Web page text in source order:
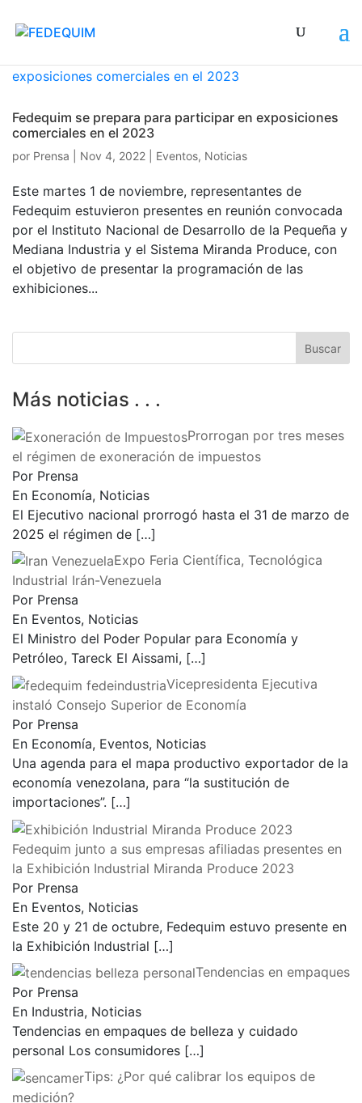
Fedequim se prepara para participar en exposiciones
comerciales en el 2023
por Prensa Nov 4, 2022 Eventos, Noticias
Este martes 1 de noviembre, representantes de
Fedequim estuvieron presentes en reunión convocada
por el Instituto Nacional de Desarrollo de la Pequeña y
Mediana Industria y el Sistema Miranda Produce, con
el objetivo de presentar la programación de las
exhibiciones...
Más noticias . . .
Prorrogan por tres meses
el régimen de exoneración de impuestos
Por Prensa
En Economía, Noticias
El Ejecutivo nacional prorrogó hasta el 31 de marzo de
2025 el régimen de […]
Expo Feria Científica, Tecnológica
Industrial Irán-Venezuela
Por Prensa
En Eventos, Noticias
El Ministro del Poder Popular para Economía y
Petróleo, Tareck El Aissami, […]
Vicepresidenta Ejecutiva
instaló Consejo Superior de Economía
Por Prensa
En Economía, Eventos, Noticias
Una agenda para el mapa productivo exportador de la
economía venezolana, para “la sustitución de
importaciones”. […]
Fedequim junto a sus empresas afiliadas presentes en
la Exhibición Industrial Miranda Produce 2023
Por Prensa
En Eventos, Noticias
Este 20 y 21 de octubre, Fedequim estuvo presente en
la Exhibición Industrial […]
Tendencias en empaques
Por Prensa
En Industria, Noticias
Tendencias en empaques de belleza y cuidado
personal Los consumidores […]
Tips: ¿Por qué calibrar los equipos de
medición?